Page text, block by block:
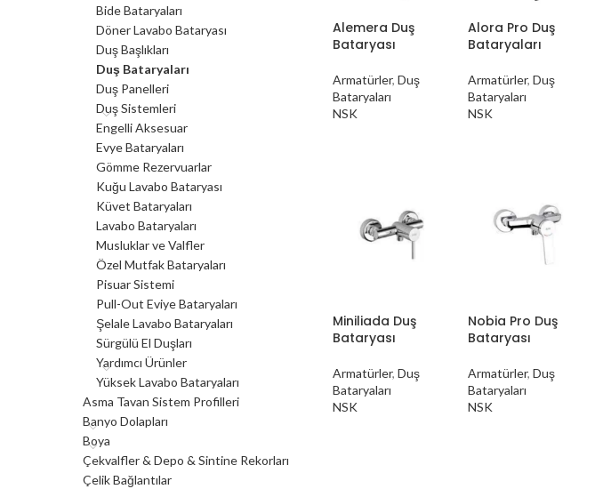
Bide Bataryaları
Döner Lavabo Bataryası
Duş Başlıkları
Duş Bataryaları
Duş Panelleri
Duş Sistemleri
Engelli Aksesuar
Evye Bataryaları
Gömme Rezervuarlar
Kuğu Lavabo Bataryası
Küvet Bataryaları
Lavabo Bataryaları
Musluklar ve Valfler
Özel Mutfak Bataryaları
Pisuar Sistemi
Pull-Out Eviye Bataryaları
Şelale Lavabo Bataryaları
Sürgülü El Duşları
Yardımcı Ürünler
Yüksek Lavabo Bataryaları
Asma Tavan Sistem Profilleri
Banyo Dolapları
Boya
Çekvalfler & Depo & Sintine Rekorları
Çelik Bağlantılar
Alemera Duş
Bataryası
Armatürler, Duş
Bataryaları
NSK
Alora Pro Duş
Bataryaları
Armatürler,Duş
Bataryaları
NSK
Miniliada Duş
Bataryası
Armatürler, Duş
Bataryaları
NSK
Nobia Pro Duş
Bataryası
Armatürler,Duş
Bataryaları
NSK